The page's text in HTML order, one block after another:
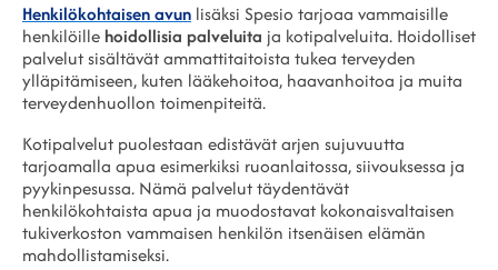
Henkilökohtaisen avun lisäksi Spesio tarjoaa vammaisille
henkilöillehoidollisia palveluita ja kotipalveluita. Hoidolliset
palvelut sisältävät ammattitaitoista tukea terveyden
ylläpitämiseen, kuten lääkehoitoa, haavanhoitoa ja muita
terveydenhuollon toimenpiteitä.
Kotipalvelut puolestaan edistävät arjen sujuvuutta
tarjoamalla apua esimerkiksi ruoanlaitossa, siivouksessa ja
pyykinpesussa. Nämä palvelut täydentävät
henkilökohtaista apua ja muodostavat kokonaisvaltaisen
tukiverkoston vammaisen henkilön itsenäisen elämän
mahdollistamiseksi.